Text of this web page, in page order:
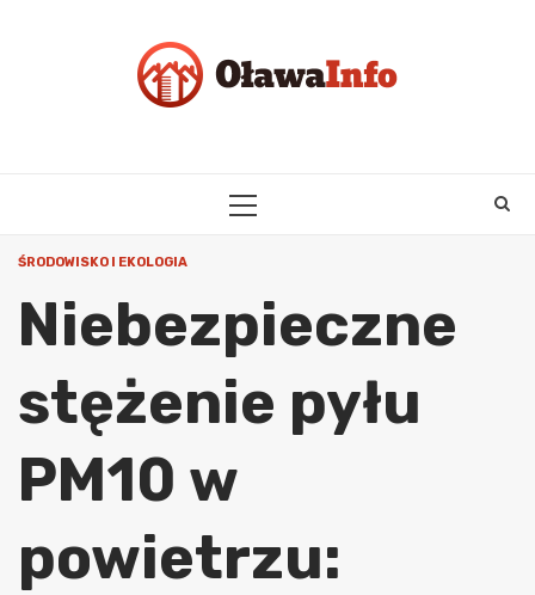
PRIMARY
ŚRODOWISKO I EKOLOGIA
Niebezpieczne
stężenie pyłu
PM10 w
powietrzu: